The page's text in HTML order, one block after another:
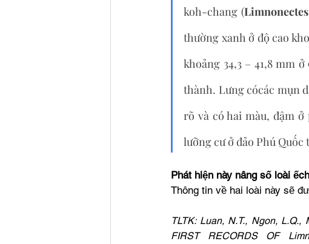
koh-chang (
thường xanh ở độ cao
khoảng 34,3 – 41,8 mm
thành. Lưng cócác mụn
rõ và có hai màu, đậm
lưỡng cư ở đảo Phú Quốc
Phát hiện này nâng số loài
Thông tin về hai loài này sẽ
TLTK: Luan, N.T., Ngon, L.Q.,
FIRST RECORDS OF